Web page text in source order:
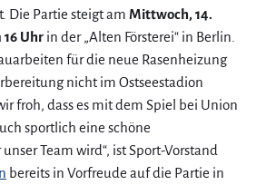
Die Partie steigt am Mittwoch, 14.
16 Uhr in der „Alten Försterei“ in Berlin.
für die neue Rasenheizung
nicht im Ostseestadion
froh, dass es mit dem Spiel bei Union
sportlich eine schöne
Team wird“, ist Sport-Vorstand
bereits in Vorfreude auf die Partie in